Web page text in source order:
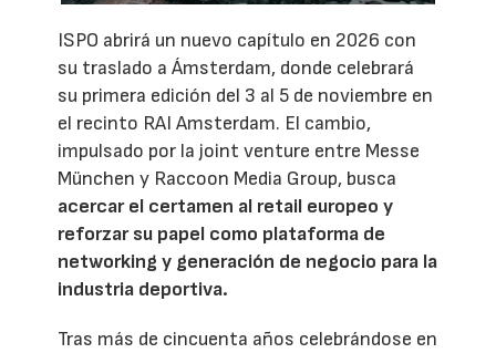
ISPO abrirá un nuevo capítulo en 2026 con
su traslado a Ámsterdam, donde celebrará
su primera edición del 3 al 5 de noviembre en
el recinto RAI Amsterdam. El cambio,
impulsado por la joint venture entre Messe
München y Raccoon Media Group, busca
acercar el certamen al retail europeo y
reforzar su papel como plataforma de
networking y generación de negocio para la
industria deportiva.
Tras más de cincuenta años celebrándose en